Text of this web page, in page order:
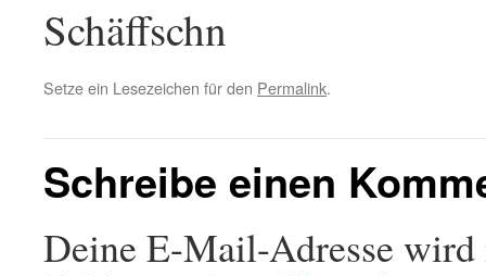
Schäffschn
Setze ein Lesezeichen für den Permalink.
Schreibe einen
Deine E-Mail-Adresse